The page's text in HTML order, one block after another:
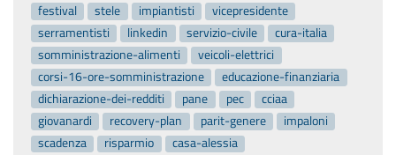
festival
stele impiantisti
vicepresidente
serramentisti
linkedin servizio-civile
cura-italia
somministrazione-alimenti
veicoli-elettrici
corsi-16-ore-somministrazione
educazione-finanziaria
dichiarazione-dei-redditi
pane pec
cciaa
giovanardi
recovery-plan parit-genere
impaloni
scadenza
risparmio
casa-alessia